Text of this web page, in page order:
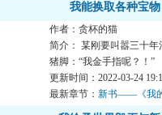
我能换取各种宝物
作者：贪杯的猫
简介： 某刚要叫嚣三十年
猪脚：“我金手指呢？！”
...
更新时间：2022-03-24
最新章节： 新书——《我
布！